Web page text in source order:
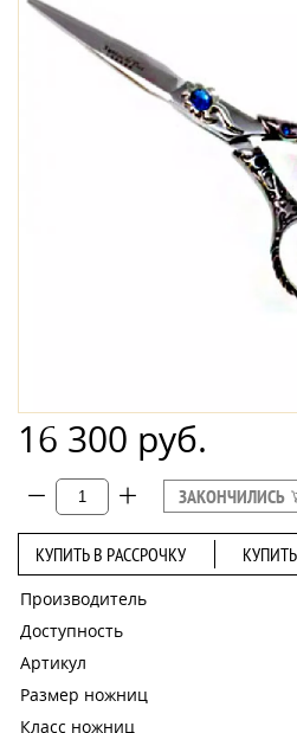
16 300 руб.
ЗАКОНЧИЛИСЬ
КУПИТЬ В РАССРОЧКУ
Производитель
Доступность
Артикул
Размер ножниц
Класс ножниц